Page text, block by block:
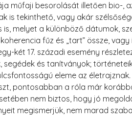
műfaji besorolását illetően bio-,
is tekinthető, vagy akár
melyet a különböző dátumok,
fűz és „tart” össze,
két 17. századi esemény
és tanítványok;
eleme az
pontosabban a róla már
nem biztos, hogy jó
megismerjük, nem marad